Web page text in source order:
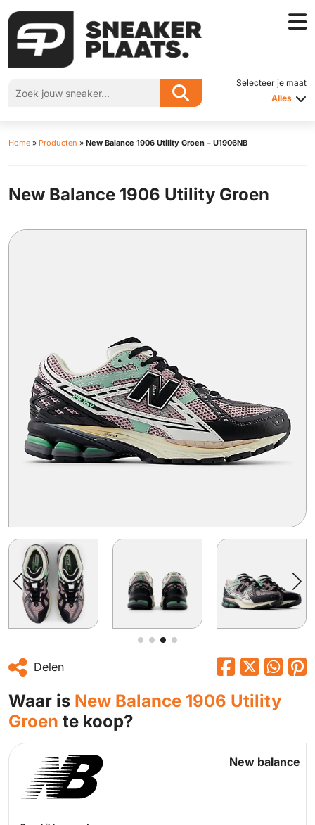
Selecteer je maat
Alles
Home » Producten » New Balance 1906 Utility Groen – U1906NB
New Balance 1906 Utility Groen
Delen
Waar is New Balance 1906 Utility
Groen te koop?
New balance